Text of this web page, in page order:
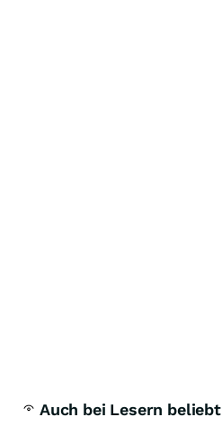
Auch bei Lesern beliebt